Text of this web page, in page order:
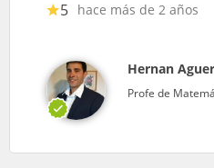
5 hace más de 2 años
Hernan
Profe de